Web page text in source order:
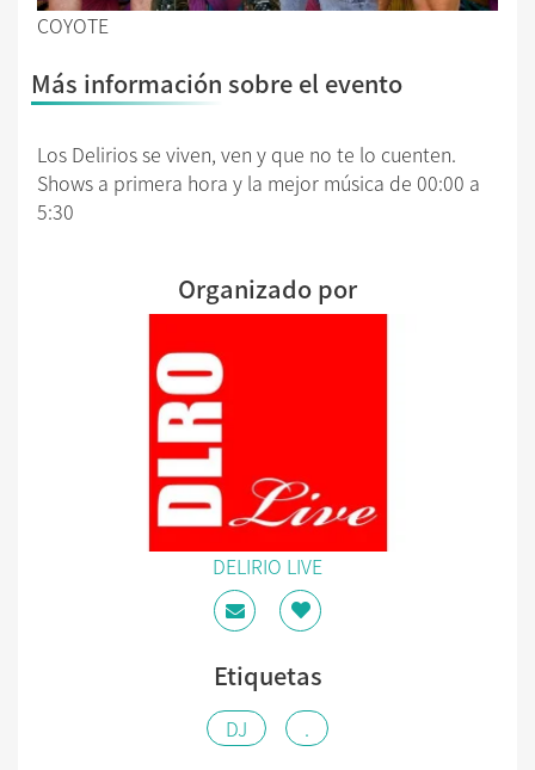
COYOTE
Más información sobre el evento
Los Delirios se viven, ven y que no te lo cuenten.
Shows a primera hora y la mejor música de 00:00 a
5:30
Organizado por
DELIRIO LIVE
Etiquetas
DJ .